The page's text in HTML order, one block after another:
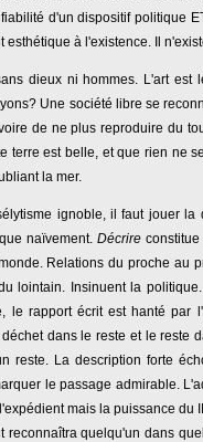
d'un dispositif politique
à l'existence. Il
dieux ni hommes. L'art est
Une société libre se
de ne plus reproduire du
terre est belle, et que rien ne
la mer.
ignoble, il faut jouer la
naïvement.Décrire
Relations du proche au
lointain. Insinuent la
le rapport écrit est hanté par
dans le reste et le reste
La description forte
le passage admirable.
mais la puissance du
quelqu'un dans